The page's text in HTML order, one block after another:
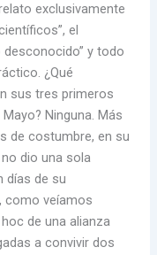
exclusivamente
el
y todo
¿Qué
sus tres primeros
Ninguna. Más
de costumbre, en su
dio una sola
días de su
como veíamos
de una alianza
a convivir dos